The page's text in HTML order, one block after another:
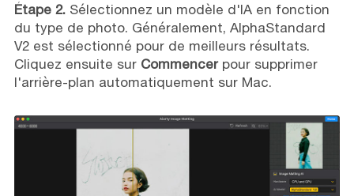
Étape 2.Sélectionnez un modèle d'IA en fonction
du type de photo. Généralement, AlphaStandard
V2 est sélectionné pour de meilleurs résultats.
Cliquez ensuite sur Commencerpour supprimer
l'arrière-plan automatiquement sur Mac.